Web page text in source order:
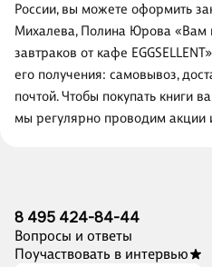
России, вы можете оформить
Михалева, Полина Юрова «Вам
завтраков от кафе
его получения: самовывоз,
почтой. Чтобы покупать книги
мы регулярно проводим акции
8 495 424-84-44
Вопросы и ответы
Поучаствовать в интервью